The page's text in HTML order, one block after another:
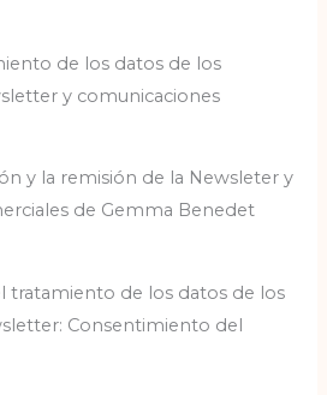
de los datos de los
y comunicaciones
y la remisión de la Newsleter y
de Gemma Benedet
tratamiento de los datos de los
Consentimiento del